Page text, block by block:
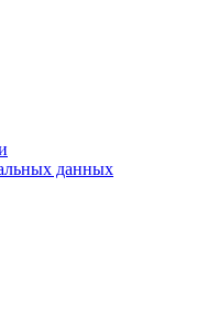
данных